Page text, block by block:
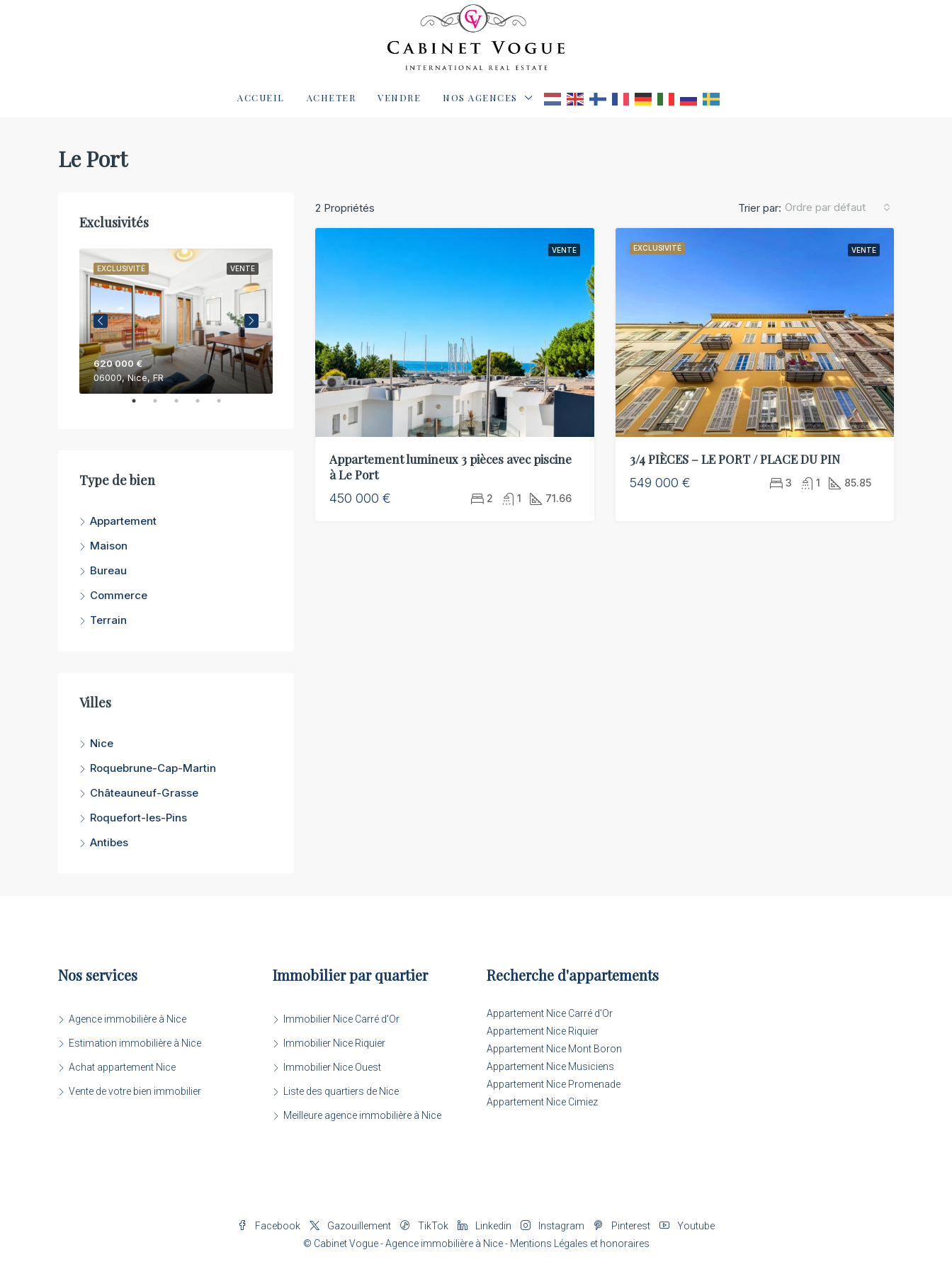
ACCUEIL ACHETER VENDRE NOS AGENCES
Le Port
2 Propriétés Trier par: Ordre par défaut
VENTE
Appartement lumineux 3 pièces avec piscine
à Le Port
450 000 € 2 1 71.66
EXCLUSIVITÉ VENTE
3/4 PIÈCES – LE PORT / PLACE DU PIN
549 000 € 3 1 85.85
Exclusivités
VENTE
EXCLUSIVITÉ
620 000 €
06000, Nice, FR
750 000 €
06200, Nice, FR
92 000 €
41 Avenue Georges Clemenceau, 06000, Nice, FR
761 000 €
06000, Nice, FR
449 000 €
06000, Nice, FR
Type de bien
Appartement
Maison
Bureau
Commerce
Terrain
Villes
Nice
Roquebrune-Cap-Martin
Châteauneuf-Grasse
Roquefort-les-Pins
Antibes
Nos services
Agence immobilière à Nice
Estimation immobilière à Nice
Achat appartement Nice
Vente de votre bien immobilier
Immobilier par quartier
Immobilier Nice Carré d'Or
Immobilier Nice Riquier
Immobilier Nice Ouest
Liste des quartiers de Nice
Meilleure agence immobilière à Nice
Recherche d'appartements
Appartement Nice Carré d'Or
Appartement Nice Riquier
Appartement Nice Mont Boron
Appartement Nice Musiciens
Appartement Nice Promenade
Appartement Nice Cimiez
Facebook Gazouillement TikTok Linkedin Instagram Pinterest
Youtube
© Cabinet Vogue - Agence immobilière à Nice - Mentions Légales et honoraires